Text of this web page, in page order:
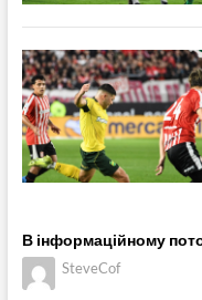
В інформаційному
SteveCof